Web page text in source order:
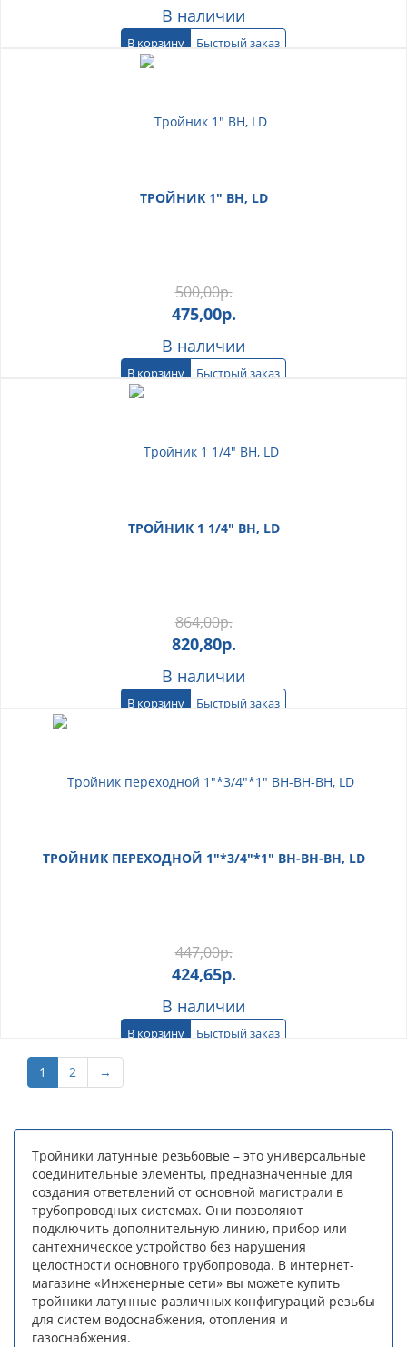
В наличии
В корзину Быстрый заказ
ТРОЙНИК 1" ВН, LD
500,00р.
475,00р.
В наличии
В корзину Быстрый заказ
ТРОЙНИК 1 1/4" ВН, LD
864,00р.
820,80р.
В наличии
В корзину Быстрый заказ
ТРОЙНИК ПЕРЕХОДНОЙ 1"*3/4"*1" ВН-ВН-ВН, LD
447,00р.
424,65р.
В наличии
В корзину Быстрый заказ
1 2 →
Тройники латунные резьбовые – это универсальные
соединительные элементы, предназначенные для
создания ответвлений от основной магистрали в
трубопроводных системах. Они позволяют
подключить дополнительную линию, прибор или
сантехническое устройство без нарушения
целостности основного трубопровода. В интернет-
магазине «Инженерные сети» вы можете купить
тройники латунные различных конфигураций резьбы
для систем водоснабжения, отопления и
газоснабжения.